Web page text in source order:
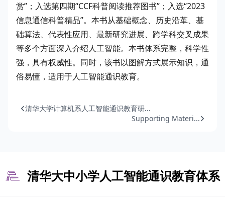
赏”；入选第四期“CCF科普阅读推荐图书”；入选“2023
信息通信科普精品”。本书从基础概念、历史沿革、基
础算法、代表性应用、最新研究进展、跨学科交叉成果
等多个方面深入介绍人工智能。本书体系完整，科学性
强，具有权威性。同时，该书以图解方式展示知识，通
俗易懂，适用于人工智能通识教育。
清华大学计算机系人工智能通识教育研...
Supporting Materi...
清华大中小学人工智能通识教育体系